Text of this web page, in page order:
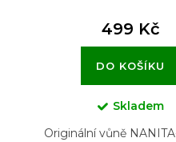
499 Kč
DO KOŠÍKU
Skladem
Originální vůně